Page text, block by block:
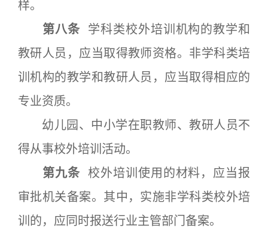
样。
第八条 学科类校外培训机构的教学和
教研人员，应当取得教师资格。非学科类培
训机构的教学和教研人员，应当取得相应的
专业资质。
幼儿园、中小学在职教师、教研人员不
得从事校外培训活动。
第九条 校外培训使用的材料，应当报
审批机关备案。其中，实施非学科类校外培
训的，应同时报送行业主管部门备案。